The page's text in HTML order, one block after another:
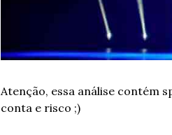
Atenção, essa análise contém
conta e risco ;)